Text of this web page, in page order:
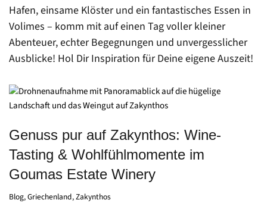
Hafen, einsame Klöster und ein fantastisches Essen in
Volimes – komm mit auf einen Tag voller kleiner
Abenteuer, echter Begegnungen und unvergesslicher
Ausblicke! Hol Dir Inspiration für Deine eigene Auszeit!
Genuss pur auf Zakynthos: Wine-
Tasting & Wohlfühlmomente im
Goumas Estate Winery
Blog,Griechenland,Zakynthos